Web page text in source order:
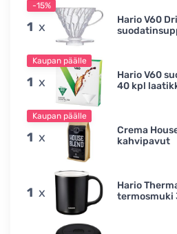
-15%
1 x
Hario V60
Kaupan päälle
1 x
Hario V60
40 kpl
Kaupan päälle
1 x
Crema
kahvipavut
1 x
Hario
termosmuki